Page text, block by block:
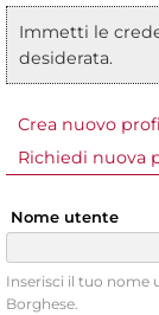
Immetti le
desiderata.
Schede
Crea nuovo
Richiedi nuova
Nome utente
Inserisci il tuo nome
Borghese.